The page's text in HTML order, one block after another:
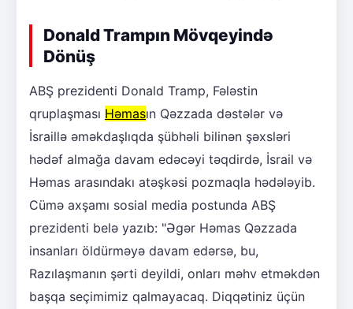
Donald Trampın Mövqeyində
Dönüş
ABŞ prezidenti Donald Tramp, Fələstin
qruplaşması Həmasın Qəzzada dəstələr və
İsraillə əməkdaşlıqda şübhəli bilinən şəxsləri
hədəf almağa davam edəcəyi təqdirdə, İsrail və
Həmas arasındakı atəşkəsi pozmaqla hədələyib.
Cümə axşamı sosial media postunda ABŞ
prezidenti belə yazıb: "Əgər Həmas Qəzzada
insanları öldürməyə davam edərsə, bu,
Razılaşmanın şərti deyildi, onları məhv etməkdən
başqa seçimimiz qalmayacaq. Diqqətiniz üçün